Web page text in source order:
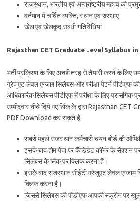
राजस्थान, भारतीय एवं अन्तर्राष्ट्रीय महत्व की
वर्तमान में चर्चित व्यक्ति, स्थान एवं संस्थाए
खेल एवं खेलकूद संबंधी गतिविधियां
Rajasthan CET Graduate Level Syllabus in
भर्ती प्रक्रिया के लिए अच्छी तरह से तैयारी करने के लिए
ग्रेजुएट लेवल एग्जाम सिलेबस और परीक्षा पैटर्न पीडीएफ
आधिकारिक सिलेबस पीडीएफ में परीक्षा के लिए प्रासंगिक
उम्मीदवार नीचे दिये गए लिंक के द्वारा Rajasthan
PDF Download कर सकते है
सबसे पहले राजस्थान कर्मचारी चयन बोर्ड की
इसके बाद होम पेज पर कैंडिडेट कॉर्नर के सेक्शन
सिलेबस के लिंक पर क्लिक करना है।
इसके बाद राजस्थान सीईटी ग्रेजुएट लेवल
क्लिक करना है।
जिससे सिलेबस की पीडीएफ आपकी स्क्रीन पर